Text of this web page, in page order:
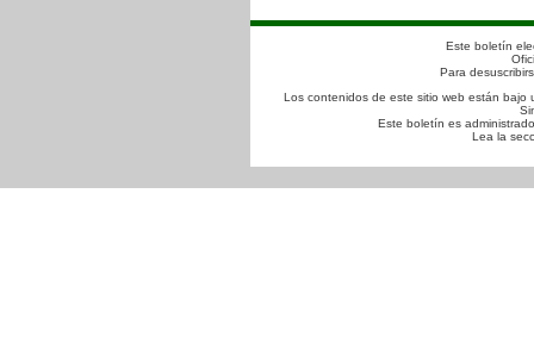
Este boletín
Para
Los contenidos de este sitio web están bajo
Este boletín es
Lea la